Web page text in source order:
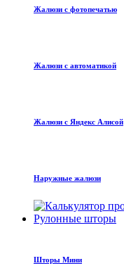
Жалюзи с фотопечатью
Жалюзи с автоматикой
Жалюзи с Яндекс Алисой
Наружные жалюзи
Рулонные шторы
Шторы Мини